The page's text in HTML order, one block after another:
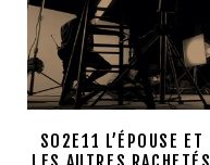
S02E11 L’ÉPOUSE ET